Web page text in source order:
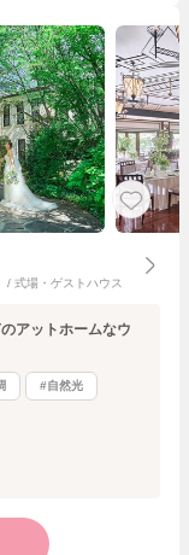
/ 式場・ゲストハウス
アットホームなウ
#自然光